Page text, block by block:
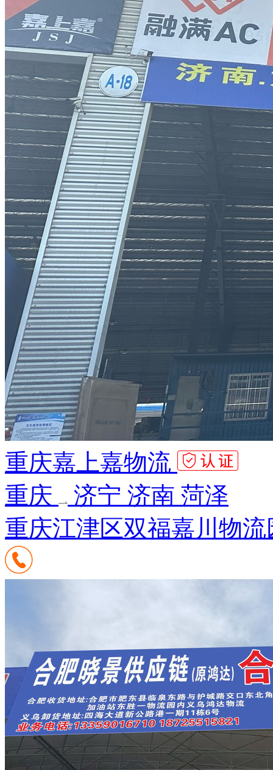
重庆嘉上嘉物流
重庆
济宁 济南 菏泽
重庆江津区双福嘉川物流